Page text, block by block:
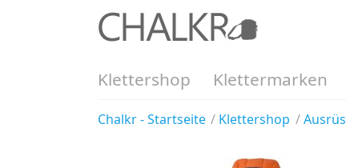
Klettershop Klettermarken
Chalkr - Startseite Klettershop